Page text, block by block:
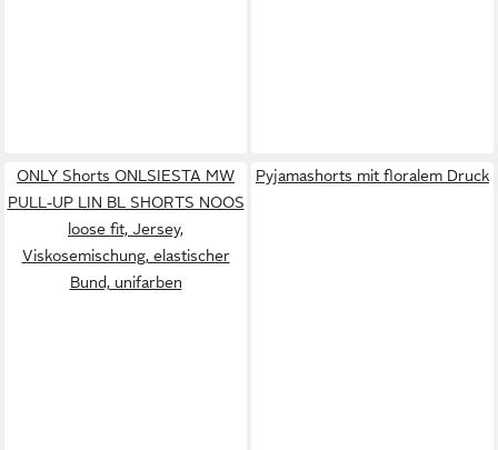
ONLY Shorts ONLSIESTA MW
PULL-UP LIN BL SHORTS NOOS
loose fit, Jersey,
Viskosemischung, elastischer
Bund, unifarben
Pyjamashorts mit floralem Druck